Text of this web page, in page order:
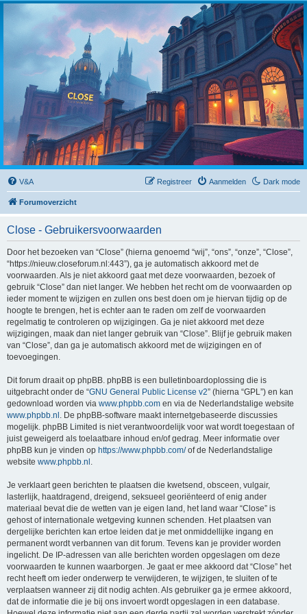
Dark mode
V&A Aanmelden
Registreer
Forumoverzicht
Close - Gebruikersvoorwaarden
Door het bezoeken van “Close” (hierna genoemd “wij”, “ons”, “onze”, “Close”,
“https://nieuw.closeforum.nl:443”), ga je automatisch akkoord met de
voorwaarden. Als je niet akkoord gaat met deze voorwaarden, bezoek of
gebruik “Close” dan niet langer. We hebben het recht om de voorwaarden op
ieder moment te wijzigen en zullen ons best doen om je hiervan tijdig op de
hoogte te brengen, het is echter aan te raden om zelf de voorwaarden
regelmatig te controleren op wijzigingen. Ga je niet akkoord met deze
wijzigingen, maak dan niet langer gebruik van “Close”. Blijf je gebruik maken
van “Close”, dan ga je automatisch akkoord met de wijzigingen en of
toevoegingen.
Dit forum draait op phpBB. phpBB is een bulletinboardoplossing die is
uitgebracht onder de “GNU General Public License v2” (hierna “GPL”) en kan
gedownload worden via www.phpbb.com en via de Nederlandstalige website
www.phpbb.nl. De phpBB-software maakt internetgebaseerde discussies
mogelijk. phpBB Limited is niet verantwoordelijk voor wat wordt toegestaan of
juist geweigerd als toelaatbare inhoud en/of gedrag. Meer informatie over
phpBB kun je vinden op https://www.phpbb.com/of de Nederlandstalige
website www.phpbb.nl.
Je verklaart geen berichten te plaatsen die kwetsend, obsceen, vulgair,
lasterlijk, haatdragend, dreigend, seksueel georiënteerd of enig ander
materiaal bevat die de wetten van je eigen land, het land waar “Close” is
gehost of internationale wetgeving kunnen schenden. Het plaatsen van
dergelijke berichten kan ertoe leiden dat je met onmiddellijke ingang en
permanent wordt verbannen van dit forum. Tevens kan je provider worden
ingelicht. De IP-adressen van alle berichten worden opgeslagen om deze
voorwaarden te kunnen waarborgen. Je gaat er mee akkoord dat “Close” het
recht heeft om ieder onderwerp te verwijderen, te wijzigen, te sluiten of te
verplaatsen wanneer zij dit nodig achten. Als gebruiker ga je ermee akkoord,
dat de informatie die je bij ons invoert wordt opgeslagen in een database.